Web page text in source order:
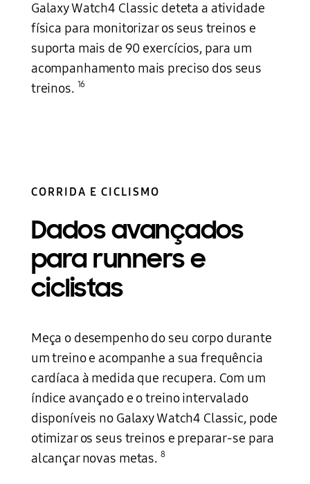
Galaxy Watch4 Classic deteta a atividade
física para monitorizar os seus treinos e
suporta mais de 90 exercícios, para um
acompanhamento mais preciso dos seus
treinos. 16
CORRIDA E CICLISMO
Dados avançados
para runnerse
ciclistas
Meça o desempenho do seu corpo durante
um treino e acompanhe a sua frequência
cardíaca à medida que recupera. Com um
índice avançado e o treino intervalado
disponíveis no Galaxy Watch4 Classic, pode
otimizar os seus treinos e preparar-se para
alcançar novas metas. 8